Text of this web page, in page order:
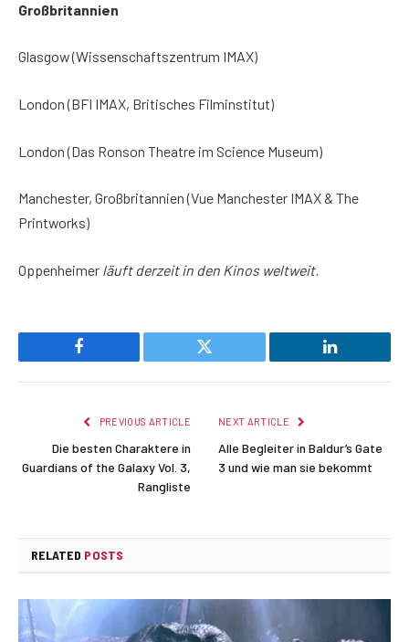
Großbritannien
Glasgow (Wissenschaftszentrum IMAX)
London (BFI IMAX, Britisches Filminstitut)
London (Das Ronson Theatre im Science Museum)
Manchester, Großbritannien (Vue Manchester IMAX & The
Printworks)
Oppenheimer läuft derzeit in den Kinos weltweit.
Facebook Twitter LinkedIn
PREVIOUS ARTICLE
Die besten Charaktere in
Guardians of the Galaxy Vol. 3,
Rangliste
NEXT ARTICLE
Alle Begleiter in Baldur’s Gate
3 und wie man sie bekommt
RELATED POSTS